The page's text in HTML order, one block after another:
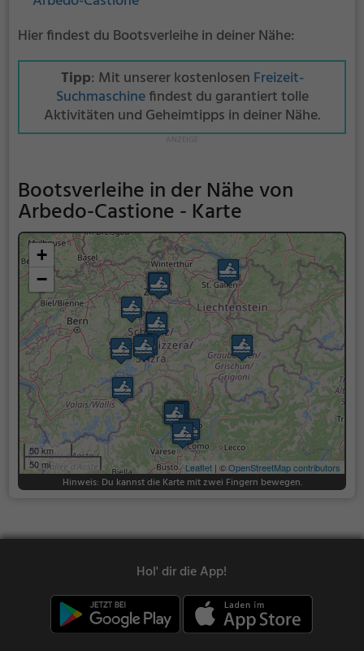
Hier findest du Bootsverleihe in deiner Nähe:
Tipp: Mit unserer kostenlosen Freizeit-
Suchmaschinefindest du garantiert tolle
Aktivitäten und Geheimtipps in deiner Nähe.
Bootsverleihe in der Nähe von
Arbedo-Castione - Karte
+
−
50 km
50 mi
Leaflet | ©OpenStreetMap contributors
Hinweis: Du kannst die Karte mit zwei Fingern bewegen.
Hol' dir die App!